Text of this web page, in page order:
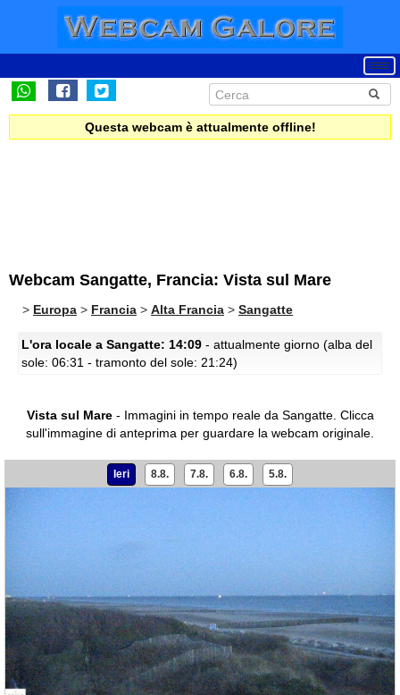
Questa webcam è attualmente offline!
Webcam Sangatte, Francia: Vista sul Mare
> Europa > Francia > Alta Francia > Sangatte
L'ora locale a Sangatte: 14:09 - attualmente giorno (alba del
sole: 06:31 - tramonto del sole: 21:24)
Vista sul Mare- Immagini in tempo reale da Sangatte. Clicca
sull'immagine di anteprima per guardare la webcam originale.
Ieri 8.8. 7.8. 6.8. 5.8.